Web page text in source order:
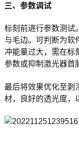
三、参数调试
标刻前进行参数测试
与毛边。可判断为软
冲能量过大，需在标
参数或抑制激光器首
最后将效果优化至剥
材，良好的透光度，